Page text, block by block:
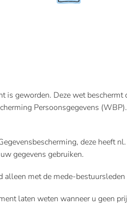
is geworden. Deze wet beschermt
Persoonsgegevens
deze heeft
gegevens gebruiken.
alleen met de mede-bestuursleden
laten weten wanneer u geen